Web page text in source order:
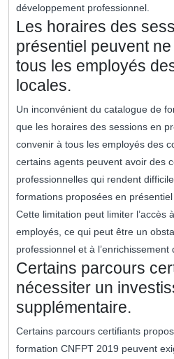
développement professionnel.
Les horaires des
présentiel peuvent
tous les employés
locales.
Un inconvénient du catalogue de
que les horaires des sessions en
convenir à tous les employés des
certains agents peuvent avoir des
professionnelles qui rendent
formations proposées en
Cette limitation peut limiter l’accès
employés, ce qui peut être un
professionnel et à l’enrichissement
Certains parcours
nécessiter un
supplémentaire.
Certains parcours certifiants
formation CNFPT 2019 peuvent